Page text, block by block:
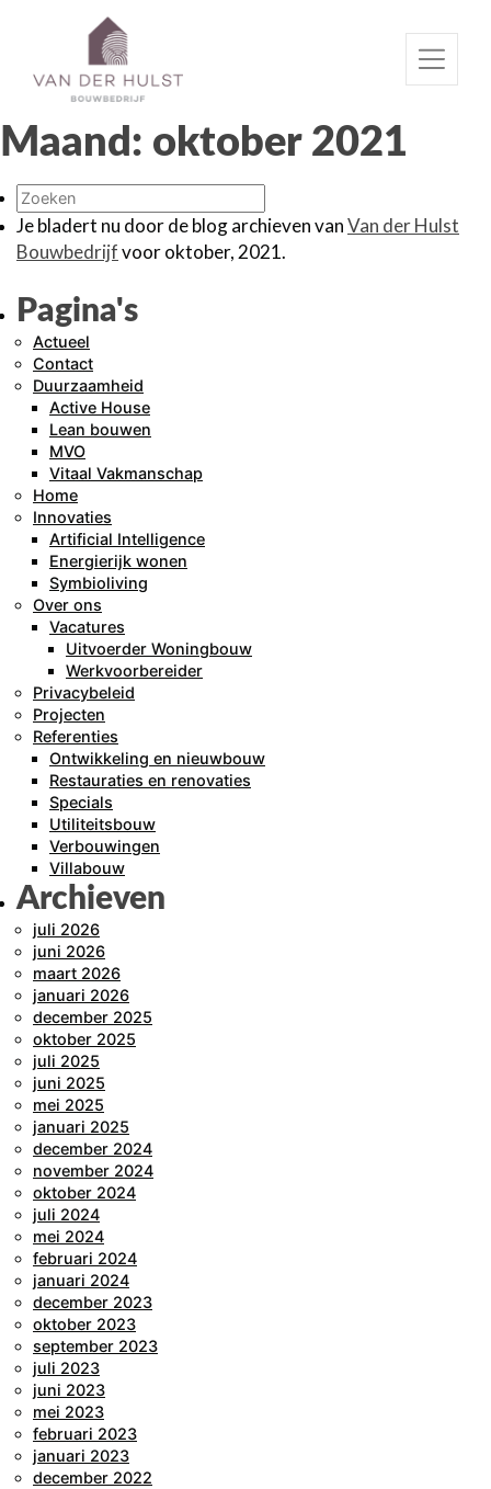
Maand: oktober 2021
Je bladert nu door de blog archieven vanVan der Hulst
Bouwbedrijfvoor oktober, 2021.
Pagina's
Actueel
Contact
Duurzaamheid
Active House
Lean bouwen
MVO
Vitaal Vakmanschap
Home
Innovaties
Artificial Intelligence
Energierijk wonen
Symbioliving
Over ons
Vacatures
Uitvoerder Woningbouw
Werkvoorbereider
Privacybeleid
Projecten
Referenties
Ontwikkeling en nieuwbouw
Restauraties en renovaties
Specials
Utiliteitsbouw
Verbouwingen
Villabouw
Archieven
juli 2026
juni 2026
maart 2026
januari 2026
december 2025
oktober 2025
juli 2025
juni 2025
mei 2025
januari 2025
december 2024
november 2024
oktober 2024
juli 2024
mei 2024
februari 2024
januari 2024
december 2023
oktober 2023
september 2023
juli 2023
juni 2023
mei 2023
februari 2023
januari 2023
december 2022